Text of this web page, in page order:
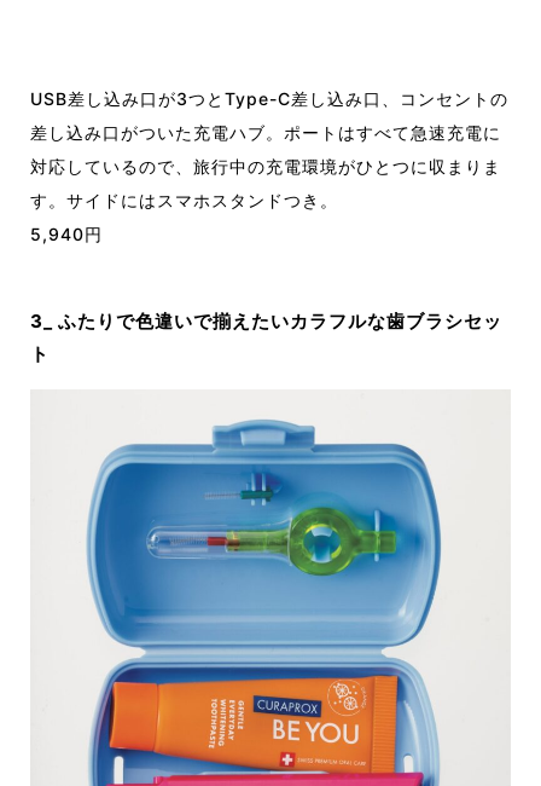
USB差し込み口が3つとType-C差し込み口、コンセントの
差し込み口がついた充電ハブ。ポートはすべて急速充電に
対応しているので、旅行中の充電環境がひとつに収まりま
す。サイドにはスマホスタンドつき。
5,940円
3_ ふたりで色違いで揃えたいカラフルな歯ブラシセッ
ト